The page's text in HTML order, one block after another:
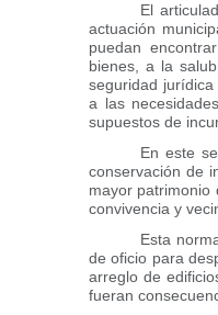
El
actuación
puedan
bienes, a la
seguridad
a las
supuestos de
En este
conservación de
mayor patrimonio
convivencia y
Esta
de oficio para
arreglo de
fueran